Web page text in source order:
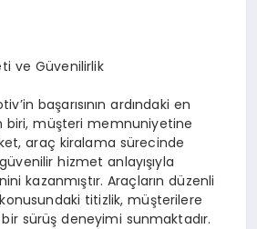
ve Güvenilirlik
başarısının ardındaki en
biri, müşteri memnuniyetine
araç kiralama sürecinde
hizmet anlayışıyla
kazanmıştır. Araçların düzenli
titizlik, müşterilere
sürüş deneyimi sunmaktadır.